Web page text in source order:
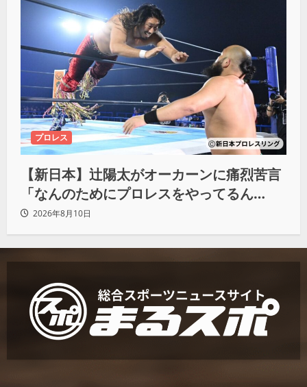
プロレス
【新日本】辻陽太がオーカーンに痛烈苦言
「なんのためにプロレスをやってるん
だ？」
2026年8月10日